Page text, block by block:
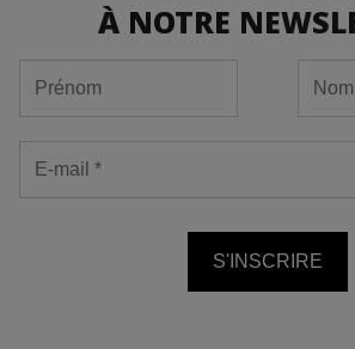
À NOTRE
S'INSCRIRE